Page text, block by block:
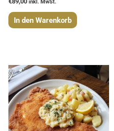
inkl. MwSt.
In den Warenkorb